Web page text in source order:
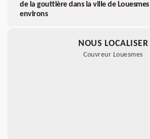
de la gouttière dans la ville de Louesmes
environs
NOUS LOCALISER
Couvreur Louesmes